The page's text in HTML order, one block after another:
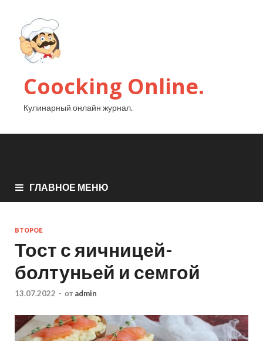
Coocking Online.
Кулинарный онлайн журнал.
ГЛАВНОЕ МЕНЮ
ВТОРОЕ
Тост с яичницей-
болтуньей и семгой
13.07.2022 - от admin